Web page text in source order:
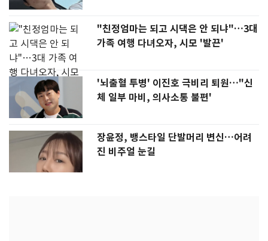
"친정엄마는 되고 시댁은 안 되냐"…3대
가족 여행 다녀오자, 시모 '발끈'
'뇌출혈 투병' 이진호 극비리 퇴원…"신
체 일부 마비, 의사소통 불편'
장윤정, 뱅스타일 단발머리 변신…어려
진 비주얼 눈길